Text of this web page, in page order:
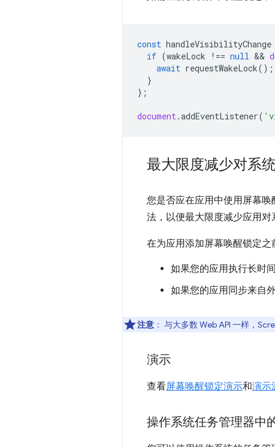
const handleVisibilityChange
if (wakeLock !== null &&
await requestWakeLock();
}
};
document.addEventListener(
最大限度减少对系
您是否应在应用中使用屏幕
法，以便最大限度减少应用对
在为应用添加屏幕唤醒锁定之
如果您的应用执行长时
如果您的应用同步来自
注意 ： 与大多数 Web API 一样，
演示
查看屏幕唤醒锁定演示和演示
操作系统任务管理器中